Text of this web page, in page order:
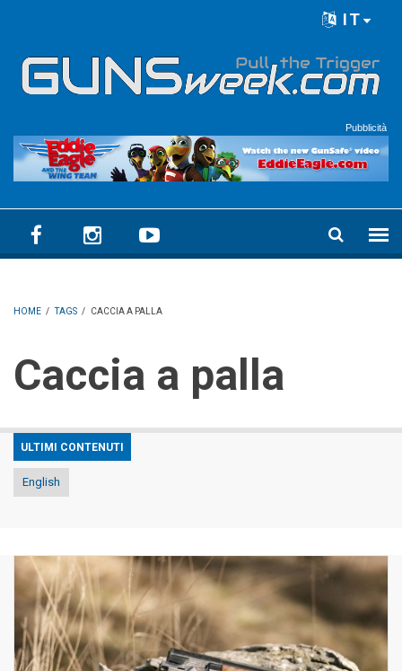
IT
Pubblicità
HOME / TAGS / CACCIA A PALLA
Caccia a palla
ULTIMI CONTENUTI
English